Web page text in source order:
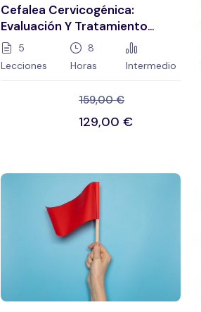
Cefalea Cervicogénica:
Evaluación Y Tratamiento
Clínico
5
Lecciones
8
Horas
Intermedio
159,00€
129,00€